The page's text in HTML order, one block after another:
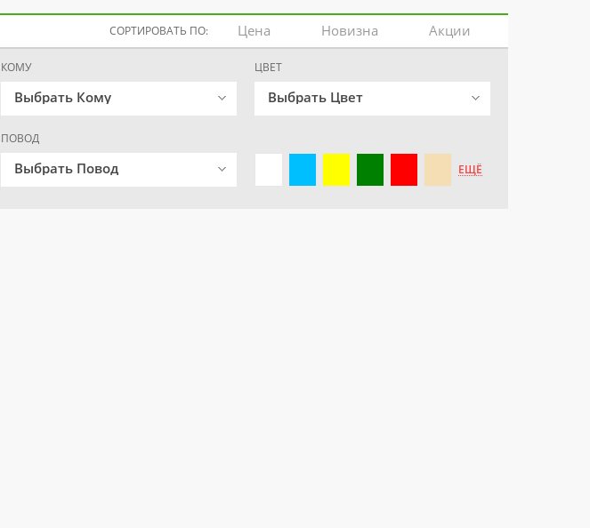
СОРТИРОВАТЬ ПО: Цена Новизна Акции
КОМУ
Выбрать Кому
ЦВЕТ
Выбрать Цвет
ПОВОД
Выбрать Повод ЕЩЁ